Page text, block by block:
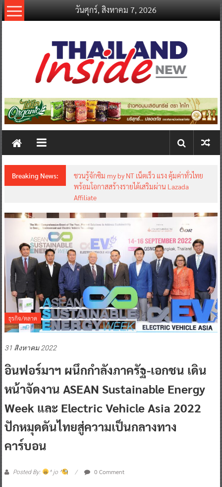
Skip
to
วันศุกร์, สิงหาคม 7, 2026
thailandinsidenew.com
Thailand
New
Breaking News:
ชวนรู้จักซิม my by NT เน็ตเร็ว แรง คุ้มค่าทั่วไทย
พร้อมโอกาสสร้างรายได้เสริมผ่าน Lazada
Affiliate
ธุรกิจ/ตลาด
31 สิงหาคม 2022
อินฟอร์มาฯ ผนึกกำลังภาครัฐ-เอกชน เดิน
หน้าจัดงาน ASEAN Sustainable Energy
Week และ Electric Vehicle Asia 2022
ปักหมุดดันไทยสู่ความเป็นกลางทาง
คาร์บอน
Posted By: ^ jo ^ 0 Comment